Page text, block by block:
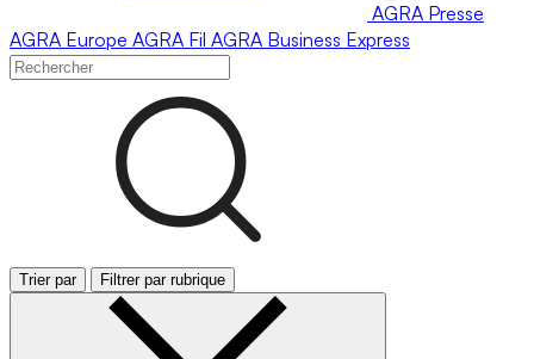
AGRA Presse
AGRA Europe AGRA Fil AGRA Business Express
Trier par Filtrer par rubrique